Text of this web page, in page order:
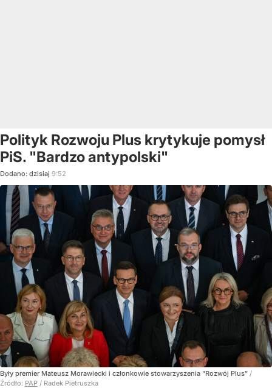
Polityk Rozwoju Plus krytykuje pomysł
PiS. "Bardzo antypolski"
Dodano: dzisiaj 9:52
Były premier Mateusz Morawiecki i członkowie stowarzyszenia "Rozwój Plus" /
Źródło: PAP / Radek Pietruszka